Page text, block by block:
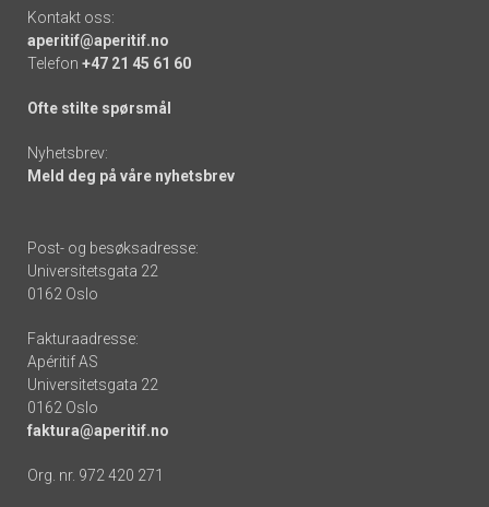
Kontakt oss:
aperitif@aperitif.no
Telefon +47 21 45 61 60
Ofte stilte spørsmål
Nyhetsbrev:
Meld deg på våre nyhetsbrev
Post- og besøksadresse:
Universitetsgata 22
0162 Oslo
Fakturaadresse:
Apéritif AS
Universitetsgata 22
0162 Oslo
faktura@aperitif.no
Org. nr. 972 420 271